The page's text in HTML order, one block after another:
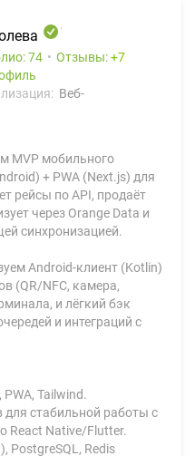
74 Отзывы:
7
Веб-
MVP мобильного
+ PWA (Next.js) для
рейсы по API, продаёт
через Orange Data и
синхронизацией.
Android-клиент (Kotlin)
(QR/NFC, камера,
и лёгкий бэк
и интеграций с
Tailwind.
для стабильной работы с
React Native/Flutter.
PostgreSQL, Redis